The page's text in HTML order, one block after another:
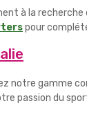
à la
pour
notre gamme
passion du